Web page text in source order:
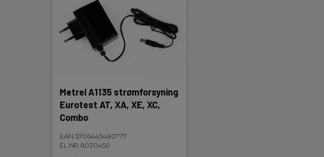
Metrel A1135 strømforsyning
Eurotest AT, XA, XE, XC,
Combo
EAN 5706445480777
EL.NR 8030450